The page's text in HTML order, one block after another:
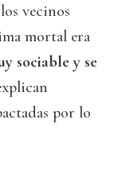
vecinos
mortal era
sociable y se
por lo